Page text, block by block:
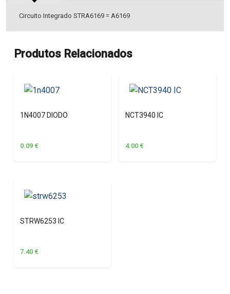
Circuito Integrado STRA6169 = A6169
Produtos Relacionados
1N4007 DIODO
0.09 €
NCT3940 IC
4.00 €
STRW6253 IC
7.40 €